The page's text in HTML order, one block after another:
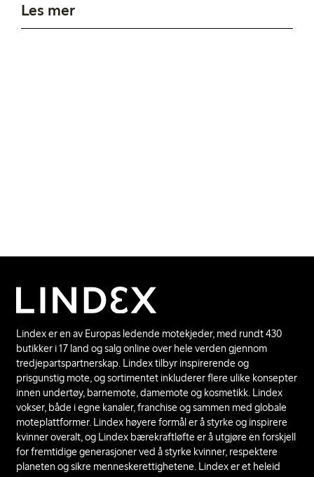
Les mer
Lindex er en av Europas ledende motekjeder, med rundt 430
butikker i 17 land og salg online over hele verden gjennom
tredjepartspartnerskap. Lindex tilbyr inspirerende og
prisgunstig mote, og sortimentet inkluderer flere ulike konsepter
innen undertøy, barnemote, damemote og kosmetikk. Lindex
vokser, både i egne kanaler, franchise og sammen med globale
moteplattformer. Lindex høyere formål er å styrke og inspirere
kvinner overalt, og Lindex bærekraftløfte er å utgjøre en forskjell
for fremtidige generasjoner ved å styrke kvinner, respektere
planeten og sikre menneskerettighetene. Lindex er et heleid